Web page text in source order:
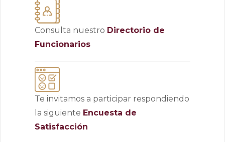
Consulta nuestro Directorio de
Funcionarios
Te invitamos a participar respondiendo
la siguiente Encuesta de
Satisfacción